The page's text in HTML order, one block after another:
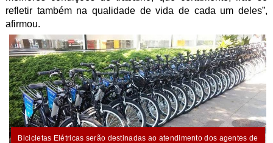
refletir também na qualidade de vida de cada um deles”,
afirmou.
Bicicletas Elétricas serão destinadas ao atendimento dos agentes de